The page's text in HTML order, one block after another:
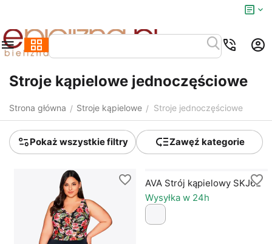
Stroje kąpielowe jednoczęściowe
Strona główna / Stroje kąpielowe / Stroje jednoczęściowe
Pokaż wszystkie filtry Zawęź kategorie
AVA Strój kąpielowy SKJ62
Wysyłka w 24h